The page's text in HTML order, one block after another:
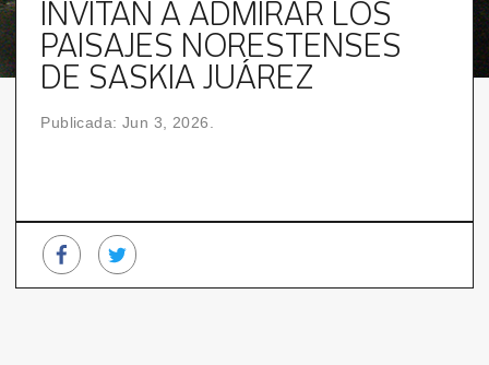
INVITAN A ADMIRAR LOS
PAISAJES NORESTENSES
DE SASKIA JUÁREZ
Publicada: Jun 3, 2026.